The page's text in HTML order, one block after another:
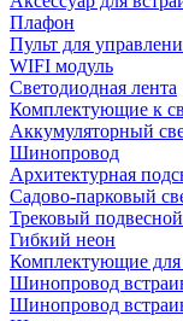
Плафон
Пульт для
WIFI модуль
Светодиодная лента
Комплектующие к
Аккумуляторный
Шинопровод
Архитектурная
Садово-парковый
Трековый
Гибкий неон
Комплектующие для
Шинопровод
Шинопровод